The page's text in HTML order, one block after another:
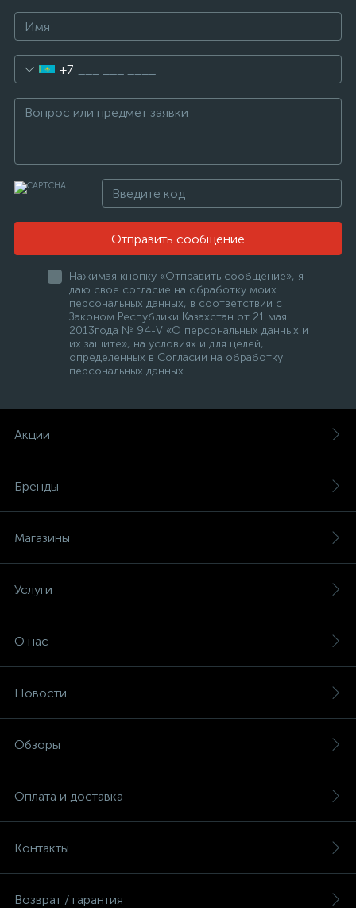
+7
Отправить сообщение
Нажимая кнопку «Отправить сообщение», я
даю свое согласие на обработку моих
персональных данных, в соответствии с
Законом Республики Казахстан от 21 мая
2013года № 94-V «О персональных данных и
их защите», на условиях и для целей,
определенных в Согласии на обработку
персональных данных
Акции
Бренды
Магазины
Услуги
О нас
Новости
Обзоры
Оплата и доставка
Контакты
Возврат / гарантия